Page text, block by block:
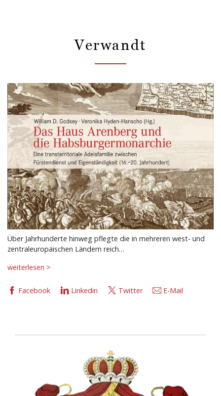
Verwandt
Über Jahrhunderte hinweg pflegte die in mehreren west- und
zentraleuropäischen Ländern reich…
weiterlesen >
Facebook Linkedin Twitter E-Mail